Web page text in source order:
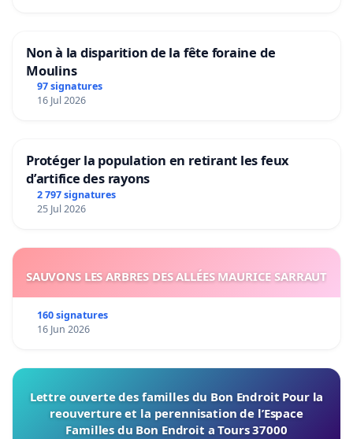
Non à la disparition de la fête foraine de
Moulins
97 signatures
16 Jul 2026
Protéger la population en retirant les feux
d’artifice des rayons
2 797 signatures
25 Jul 2026
SAUVONS LES ARBRES DES ALLÉES MAURICE SARRAUT
160 signatures
16 Jun 2026
Lettre ouverte des familles du Bon Endroit Pour la
reouverture et la perennisation de l’Espace
Familles du Bon Endroit a Tours 37000